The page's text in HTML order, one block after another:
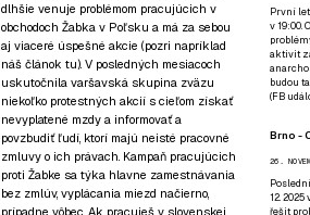
dlhšie venuje problémom pracujúcich v
obchodoch Žabka v Poľsku a má za sebou
aj viaceré úspešné akcie (pozri napríklad
náš článok tu). V posledných mesiacoch
uskutočnila varšavská skupina zväzu
niekoľko protestných akcií s cieľom získať
nevyplatené mzdy a informovať a
povzbudiť ľudí, ktorí majú neisté pracovné
zmluvy o ich právach. Kampaň pracujúcich
proti Žabke sa týka hlavne zamestnávania
bez zmlúv, vyplácania miezd načierno,
První
v 19:00.
aktivit
budou
(FB
Brno -
26.
12.
řešit